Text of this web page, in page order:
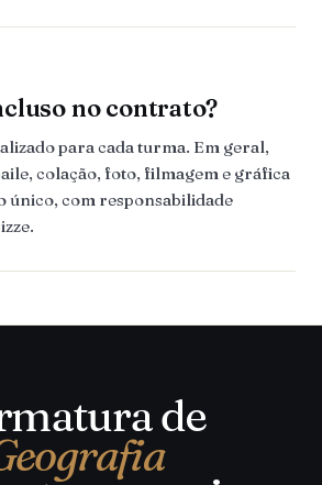
no contrato?
para cada turma. Em geral,
colação, foto, filmagem e gráfica
único, com responsabilidade
de